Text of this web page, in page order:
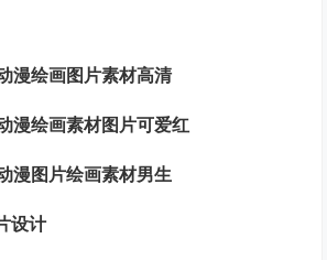
漫绘画图片素材高清
漫绘画素材图片可爱红
漫图片绘画素材男生
设计